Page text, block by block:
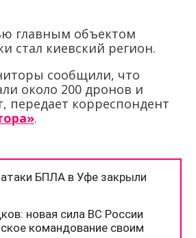
главным объектом
стал киевский регион.
сообщили, что
около 200 дронов и
передает корреспондент
.